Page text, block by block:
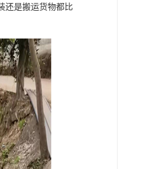
还是搬运货物都比